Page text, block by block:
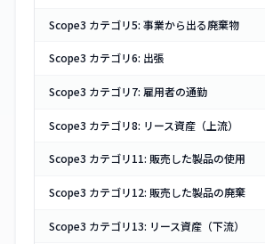
Scope3 カテゴリ5: 事業から出る廃棄物
Scope3 カテゴリ6: 出張
Scope3 カテゴリ7: 雇用者の通勤
Scope3 カテゴリ8: リース資産（上流）
Scope3 カテゴリ11: 販売した製品の使用
Scope3 カテゴリ12: 販売した製品の廃棄
Scope3 カテゴリ13: リース資産（下流）